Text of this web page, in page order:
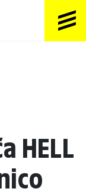
HELL